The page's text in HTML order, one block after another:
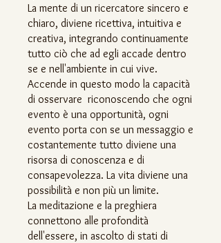
La mente di un ricercatore sincero e
chiaro, diviene ricettiva, intuitiva e
creativa, integrando continuamente
tutto ciò che ad egli accade dentro
se e nell'ambiente in cui vive.
Accende in questo modo la capacità
di osservare riconoscendo che ogni
evento è una opportunità, ogni
evento porta con se un messaggio e
costantemente tutto diviene una
risorsa di conoscenza e di
consapevolezza. La vita diviene una
possibilità e non più un limite.
La meditazione e la preghiera
connettono alle profondità
dell'essere, in ascolto di stati di